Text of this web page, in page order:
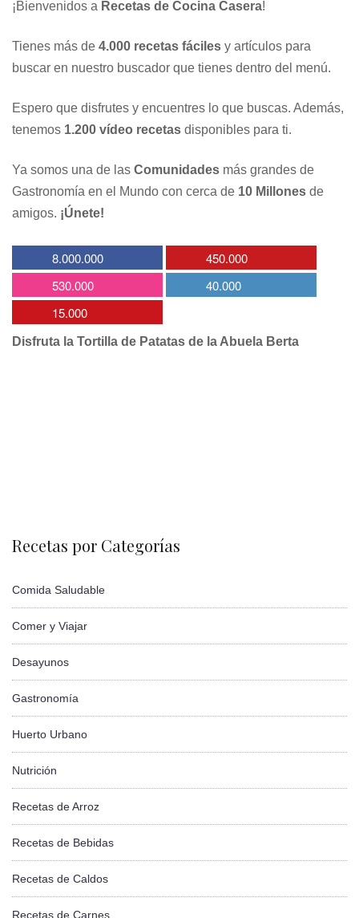
¡Bienvenidos a Recetas de Cocina Casera!
Tienes más de 4.000 recetas fáciles y artículos para
buscar en nuestro buscador que tienes dentro del menú.
Espero que disfrutes y encuentres lo que buscas. Además,
tenemos 1.200 vídeo recetas disponibles para ti.
Ya somos una de las Comunidades más grandes de
Gastronomía en el Mundo con cerca de 10 Millones de
amigos. ¡Únete!
8.000.000
450.000
530.000
40.000
15.000
Disfruta la Tortilla de Patatas de la Abuela Berta
Recetas por Categorías
Comida Saludable
Comer y Viajar
Desayunos
Gastronomía
Huerto Urbano
Nutrición
Recetas de Arroz
Recetas de Bebidas
Recetas de Caldos
Recetas de Carnes